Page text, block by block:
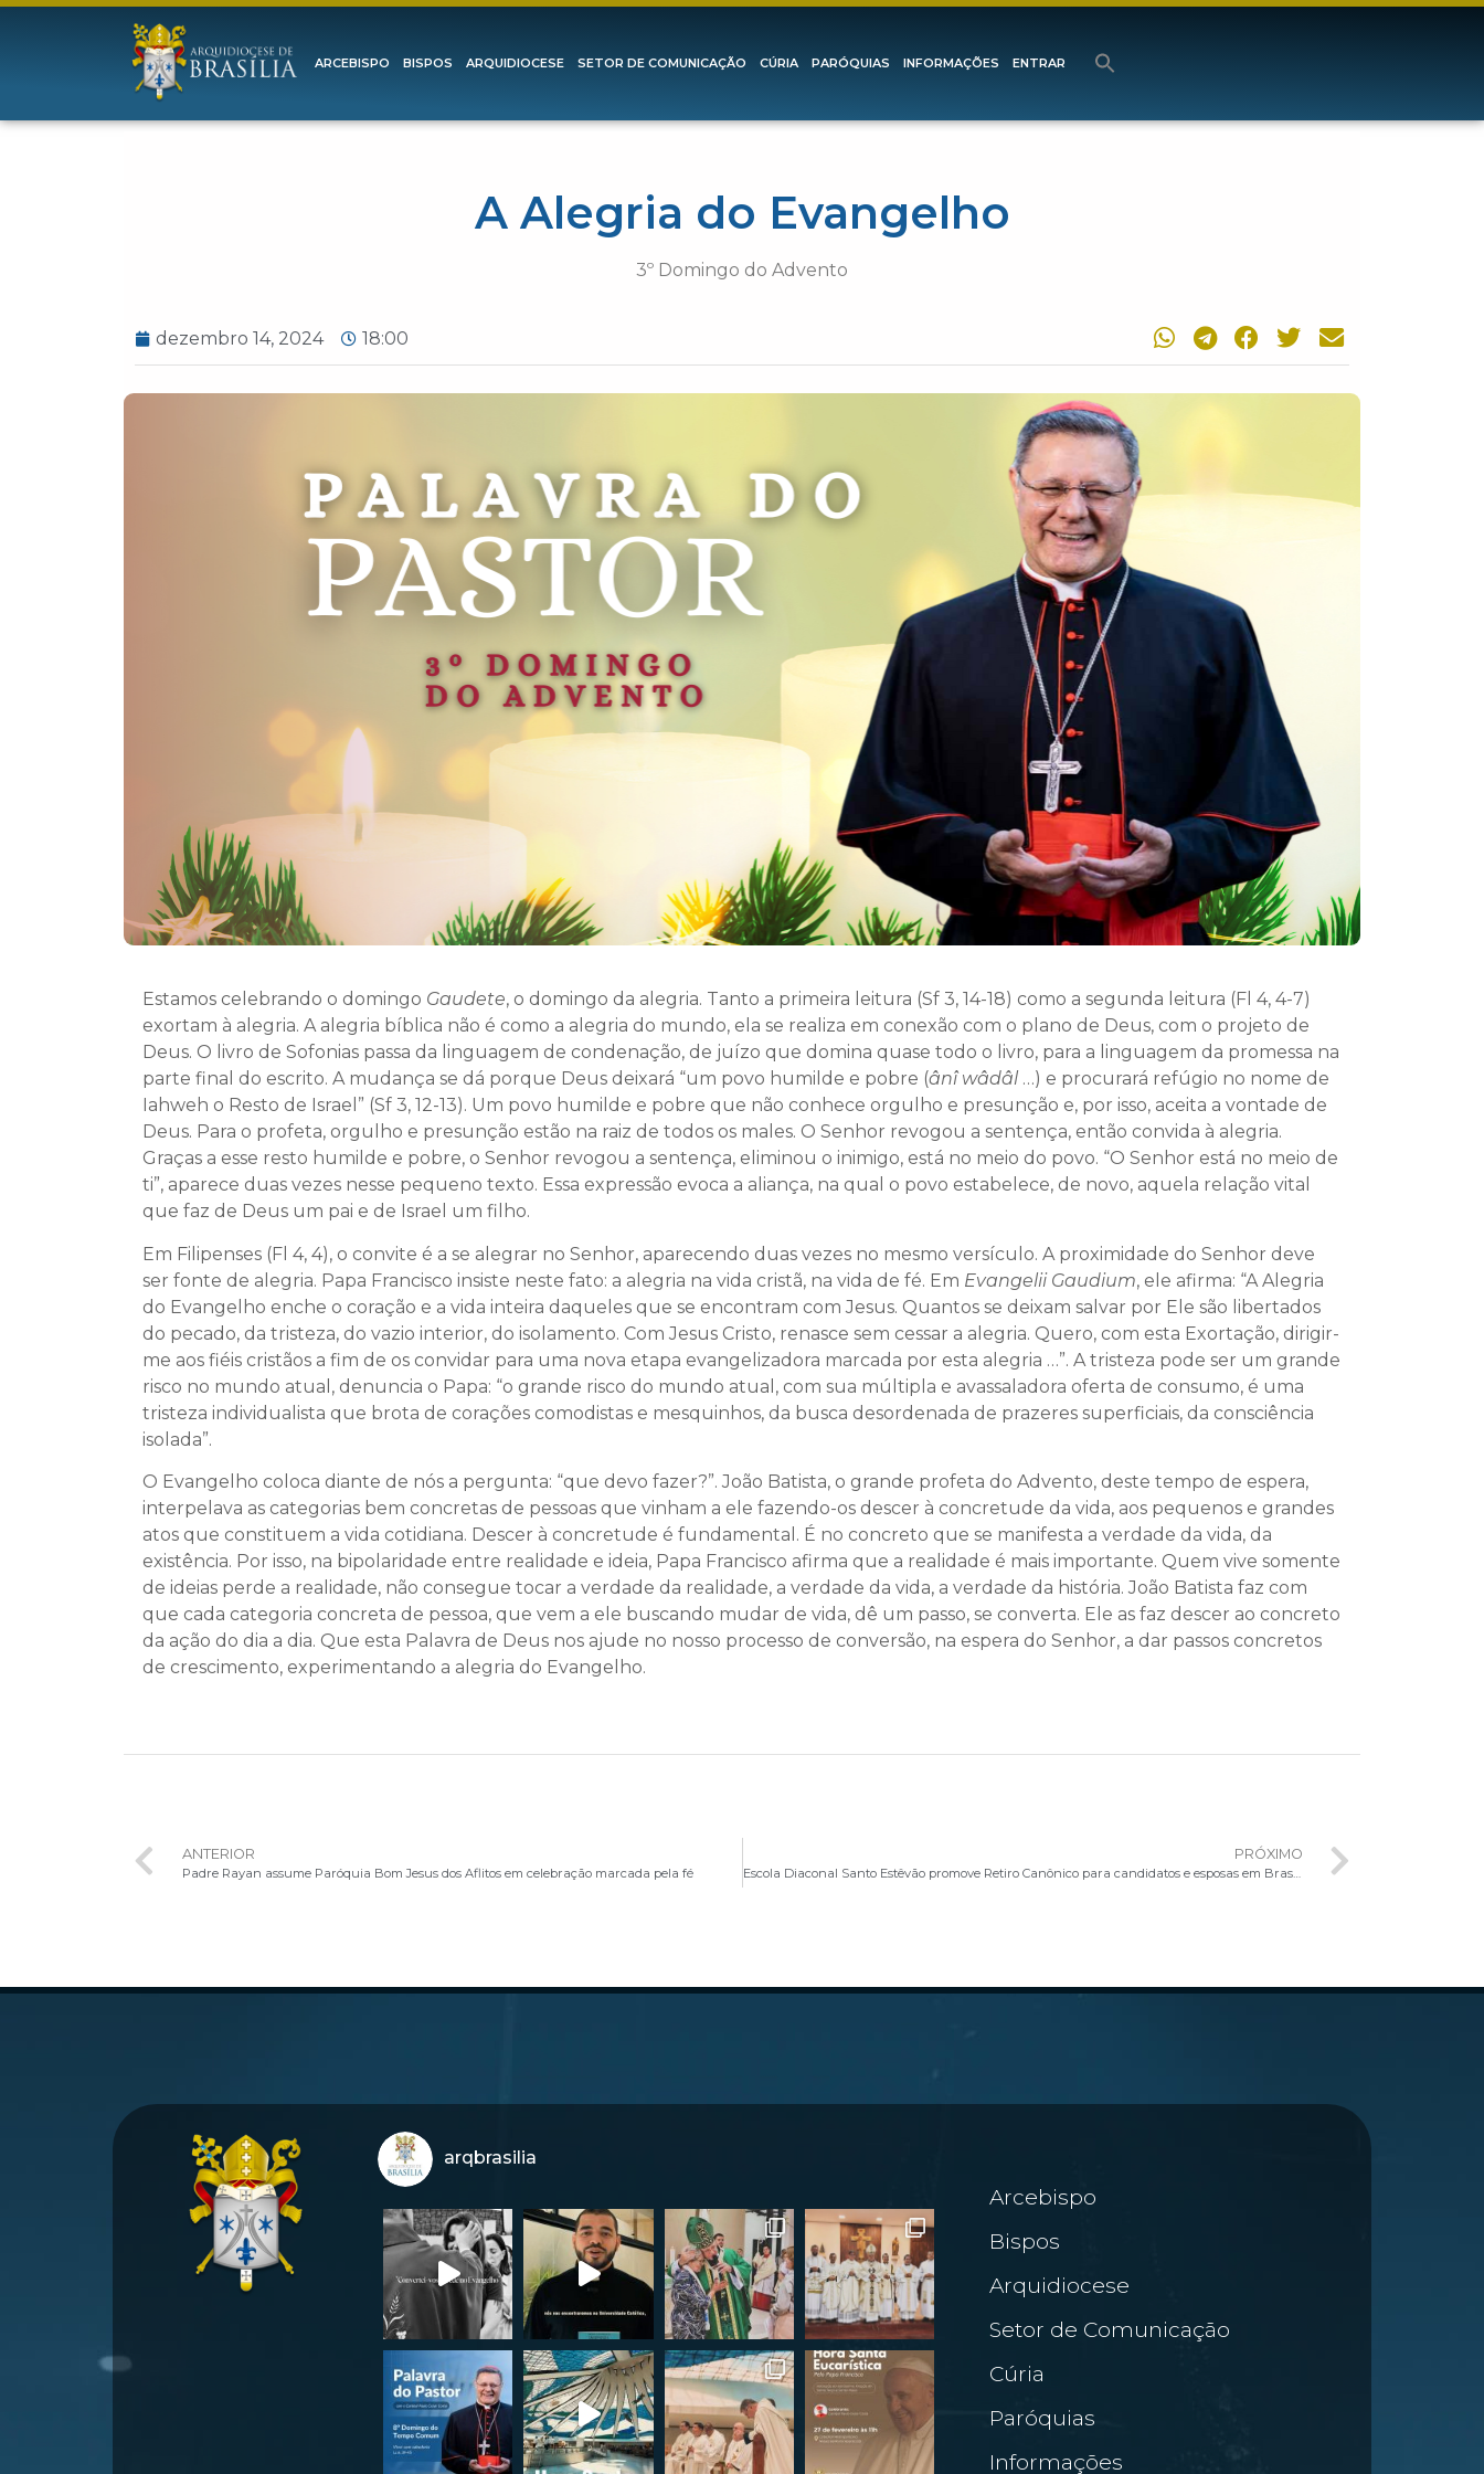
ARCEBISPO BISPOS ARQUIDIOCESE SETOR DE COMUNICAÇÃO CÚRIA PARÓQUIAS INFORMAÇÕES ENTRAR
A Alegria do Evangelho
3º Domingo do Advento
dezembro 14, 2024 18:00
Estamos celebrando o domingo Gaudete, o domingo da alegria. Tanto a primeira leitura (Sf 3, 14-18) como a segunda leitura (Fl 4, 4-7)
exortam à alegria. A alegria bíblica não é como a alegria do mundo, ela se realiza em conexão com o plano de Deus, com o projeto de
Deus. O livro de Sofonias passa da linguagem de condenação, de juízo que domina quase todo o livro, para a linguagem da promessa na
parte final do escrito. A mudança se dá porque Deus deixará “um povo humilde e pobre (ânî wâdâl …) e procurará refúgio no nome de
Iahweh o Resto de Israel” (Sf 3, 12-13). Um povo humilde e pobre que não conhece orgulho e presunção e, por isso, aceita a vontade de
Deus. Para o profeta, orgulho e presunção estão na raiz de todos os males. O Senhor revogou a sentença, então convida à alegria.
Graças a esse resto humilde e pobre, o Senhor revogou a sentença, eliminou o inimigo, está no meio do povo. “O Senhor está no meio de
ti”, aparece duas vezes nesse pequeno texto. Essa expressão evoca a aliança, na qual o povo estabelece, de novo, aquela relação vital
que faz de Deus um pai e de Israel um filho.
Em Filipenses (Fl 4, 4), o convite é a se alegrar no Senhor, aparecendo duas vezes no mesmo versículo. A proximidade do Senhor deve
ser fonte de alegria. Papa Francisco insiste neste fato: a alegria na vida cristã, na vida de fé. Em Evangelii Gaudium, ele afirma: “A Alegria
do Evangelho enche o coração e a vida inteira daqueles que se encontram com Jesus. Quantos se deixam salvar por Ele são libertados
do pecado, da tristeza, do vazio interior, do isolamento. Com Jesus Cristo, renasce sem cessar a alegria. Quero, com esta Exortação, dirigir-
me aos fiéis cristãos a fim de os convidar para uma nova etapa evangelizadora marcada por esta alegria …”. A tristeza pode ser um grande
risco no mundo atual, denuncia o Papa: “o grande risco do mundo atual, com sua múltipla e avassaladora oferta de consumo, é uma
tristeza individualista que brota de corações comodistas e mesquinhos, da busca desordenada de prazeres superficiais, da consciência
isolada”.
O Evangelho coloca diante de nós a pergunta: “que devo fazer?”. João Batista, o grande profeta do Advento, deste tempo de espera,
interpelava as categorias bem concretas de pessoas que vinham a ele fazendo-os descer à concretude da vida, aos pequenos e grandes
atos que constituem a vida cotidiana. Descer à concretude é fundamental. É no concreto que se manifesta a verdade da vida, da
existência. Por isso, na bipolaridade entre realidade e ideia, Papa Francisco afirma que a realidade é mais importante. Quem vive somente
de ideias perde a realidade, não consegue tocar a verdade da realidade, a verdade da vida, a verdade da história. João Batista faz com
que cada categoria concreta de pessoa, que vem a ele buscando mudar de vida, dê um passo, se converta. Ele as faz descer ao concreto
da ação do dia a dia. Que esta Palavra de Deus nos ajude no nosso processo de conversão, na espera do Senhor, a dar passos concretos
de crescimento, experimentando a alegria do Evangelho.
ANTERIOR
Padre Rayan assume Paróquia Bom Jesus dos Aflitos em celebração marcada pela fé
PRÓXIMO
Escola Diaconal Santo Estêvão promove Retiro Canônico para candidatos e esposas em Brasília
arqbrasilia
Arcebispo
Bispos
Arquidiocese
Setor de Comunicação
Cúria
Paróquias
Informações